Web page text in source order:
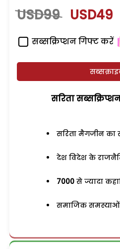
USD99 USD49
सब्सक्रिप्शन गिफ्ट करें
सरिता
सरिता मैगजीन का
देश विदेश के
7000 से ज्यादा
समाजिक